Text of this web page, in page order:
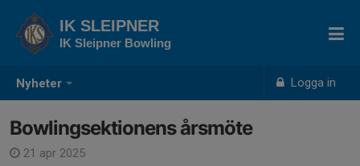
Nyheter Logga in
IK SLEIPNER
IK Sleipner Bowling
Bowlingsektionens årsmöte
21 apr 2025